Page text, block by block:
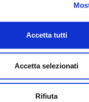
Accetta tutti
Accetta selezionati
Rifiuta
CATALOGO
SHOCK ABSORBER